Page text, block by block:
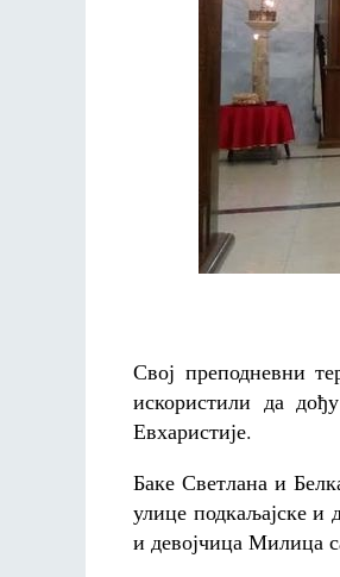
Свој преподневни
искористили да
Евхаристије.
Баке Светлана и
улице подкаљајске и
и девојчица Милица